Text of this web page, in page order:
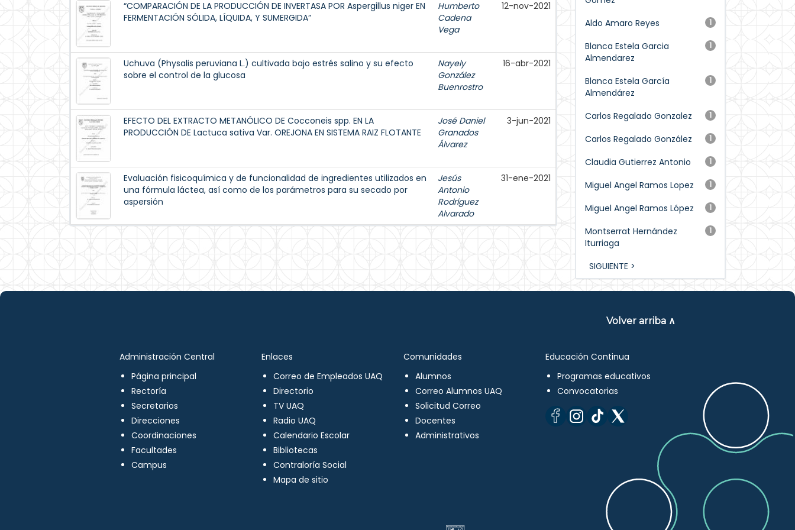
“COMPARACIÓN DE LA PRODUCCIÓN DE INVERTASA POR Aspergillus niger EN
FERMENTACIÓN SÓLIDA, LÍQUIDA, Y SUMERGIDA”
Humberto
Cadena
Vega
12-nov-2021
Uchuva (Physalis peruviana L.) cultivada bajo estrés salino y su efecto
sobre el control de la glucosa
Nayely
González
Buenrostro
16-abr-2021
EFECTO DEL EXTRACTO METANÓLICO DE Cocconeis spp. EN LA
PRODUCCIÓN DE Lactuca sativa Var. OREJONA EN SISTEMA RAIZ FLOTANTE
José Daniel
Granados
Álvarez
3-jun-2021
Evaluación fisicoquímica y de funcionalidad de ingredientes utilizados en
una fórmula láctea, así como de los parámetros para su secado por
aspersión
Jesús
Antonio
Rodríguez
Alvarado
31-ene-2021
1
Aldo Amaro Reyes
1
Blanca Estela Garcia
Almendarez
1
Blanca Estela García
Almendárez
1
Carlos Regalado Gonzalez
1
Carlos Regalado González
1
Claudia Gutierrez Antonio
1
Miguel Angel Ramos Lopez
1
Miguel Angel Ramos López
1
Montserrat Hernández
Iturriaga
SIGUIENTE >
Volver arriba ∧
Administración Central
Página principal
Rectoría
Secretarios
Direcciones
Coordinaciones
Facultades
Campus
Enlaces
Correo de Empleados UAQ
Directorio
TV UAQ
Radio UAQ
Calendario Escolar
Bibliotecas
Contraloría Social
Mapa de sitio
Comunidades
Alumnos
Correo Alumnos UAQ
Solicitud Correo
Docentes
Administrativos
Educación Continua
Programas educativos
Convocatorias